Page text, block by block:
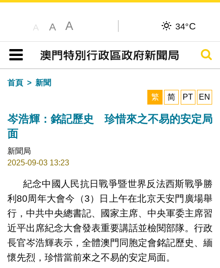
A A A 34°C
目錄
搜尋
首頁
新聞
繁
简 PT EN
岑浩輝：銘記歷史 珍惜來之不易的安定局
面
新聞局
2025-09-03 13:23
紀念中國人民抗日戰爭暨世界反法西斯戰爭勝
利80周年大會今（3）日上午在北京天安門廣場舉
行，中共中央總書記、國家主席、中央軍委主席習
近平出席紀念大會發表重要講話並檢閱部隊。行政
長官岑浩輝表示，全體澳門同胞定會銘記歷史、緬
懷先烈，珍惜當前來之不易的安定局面。